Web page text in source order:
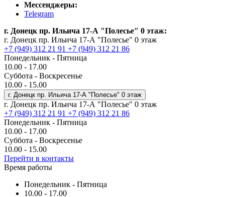
Мессенджеры:
Telegram
г. Донецк пр. Ильича 17-А "Полесье" 0 этаж:
г. Донецк пр. Ильича 17-А "Полесье" 0 этаж
+7 (949) 312 21 91 +7 (949) 312 21 86
Понедельник - Пятница
10.00 - 17.00
Суббота - Воскресенье
10.00 - 15.00
г. Донецк пр. Ильича 17-А "Полесье" 0 этаж
г. Донецк пр. Ильича 17-А "Полесье" 0 этаж
+7 (949) 312 21 91 +7 (949) 312 21 86
Понедельник - Пятница
10.00 - 17.00
Суббота - Воскресенье
10.00 - 15.00
Перейти в контакты
Время работы
Понедельник - Пятница
10.00 - 17.00